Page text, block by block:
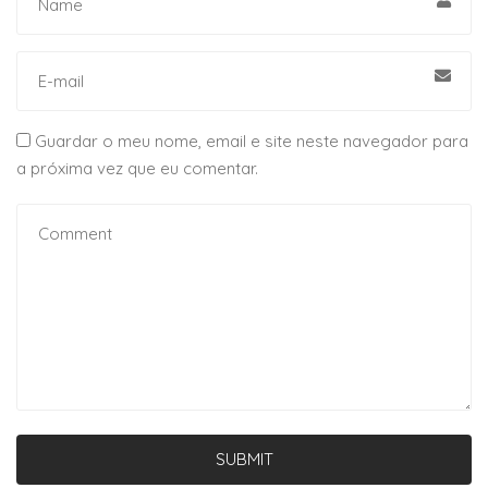
Guardar o meu nome, email e site neste navegador para
a próxima vez que eu comentar.
SUBMIT